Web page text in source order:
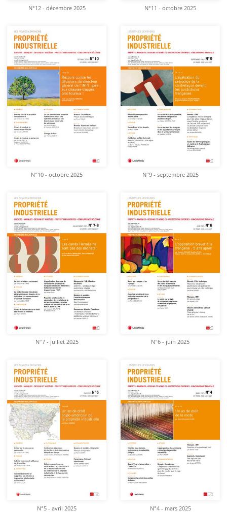
N°12 - décembre 2025 N°11 - octobre 2025
N°10 - octobre 2025 N°9 - septembre 2025
N°7 - juillet 2025 N°6 - juin 2025
N°5 - avril 2025 N°4 - mars 2025